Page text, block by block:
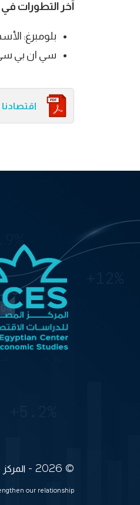
آخر التطورات في
بلومبرغ:
سي ان بي سي:
اقتصادنا
© 2026 - المركز المصري للدراسات الاقتصادية (ECES) جميع الحقوق محفوظة
our relationship.